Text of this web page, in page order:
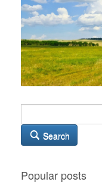
Search
Popular posts